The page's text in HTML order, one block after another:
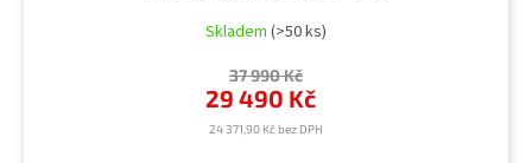
Skladem (>50 ks)
24 371,90 Kč bez DPH
29 490 Kč
37 990 Kč